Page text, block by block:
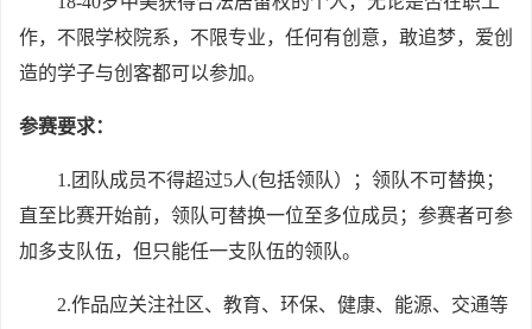
作，不限学校院系，不限专业，任何有创意，敢追梦，爱创
造的学子与创客都可以参加。
参赛要求：
1. 团队成员不得超过5人(包括领队）；领队不可替换；
直至比赛开始前，领队可替换一位至多位成员；参赛者可参
加多支队伍，但只能任一支队伍的领队。
2.作品应关注社区、教育、环保、健康、能源、交通等